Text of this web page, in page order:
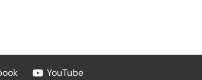
YouTube